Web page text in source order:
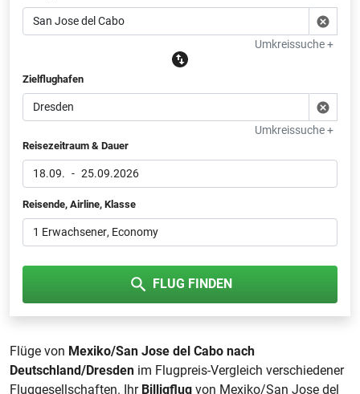
Umkreissuche +
Zielflughafen
Umkreissuche +
Reisezeitraum & Dauer
18.09. - 25.09.2026
Reisende, Airline, Klasse
1 Erwachsener, Economy
FLUG FINDEN
Flüge von Mexiko/San Jose del Cabo nach
Deutschland/Dresden im Flugpreis-Vergleich verschiedener
Fluggesellschaften. Ihr Billigflug von Mexiko/San Jose del